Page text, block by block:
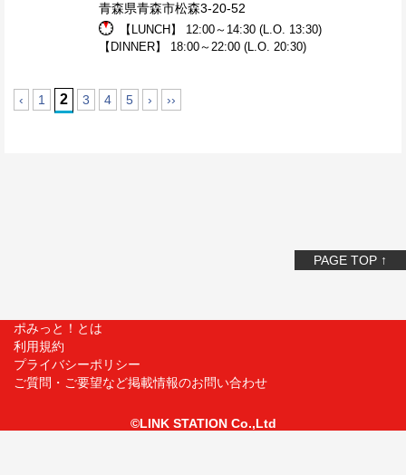
青森県青森市松森3-20-52
【LUNCH】 12:00～14:30 (L.O. 13:30)
【DINNER】 18:00～22:00 (L.O. 20:30)
‹ 1 2 3 4 5 › ››
PAGE TOP ↑
ポみっと！とは
利用規約
プライバシーポリシー
ご質問・ご要望など掲載情報のお問い合わせ
©LINK STATION Co.,Ltd